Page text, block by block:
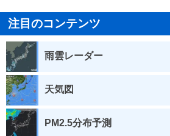
注目のコンテンツ
雨雲レーダー
天気図
PM2.5分布予測